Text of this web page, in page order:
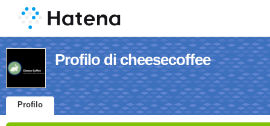
Profilo di cheesecoffee
Profilo